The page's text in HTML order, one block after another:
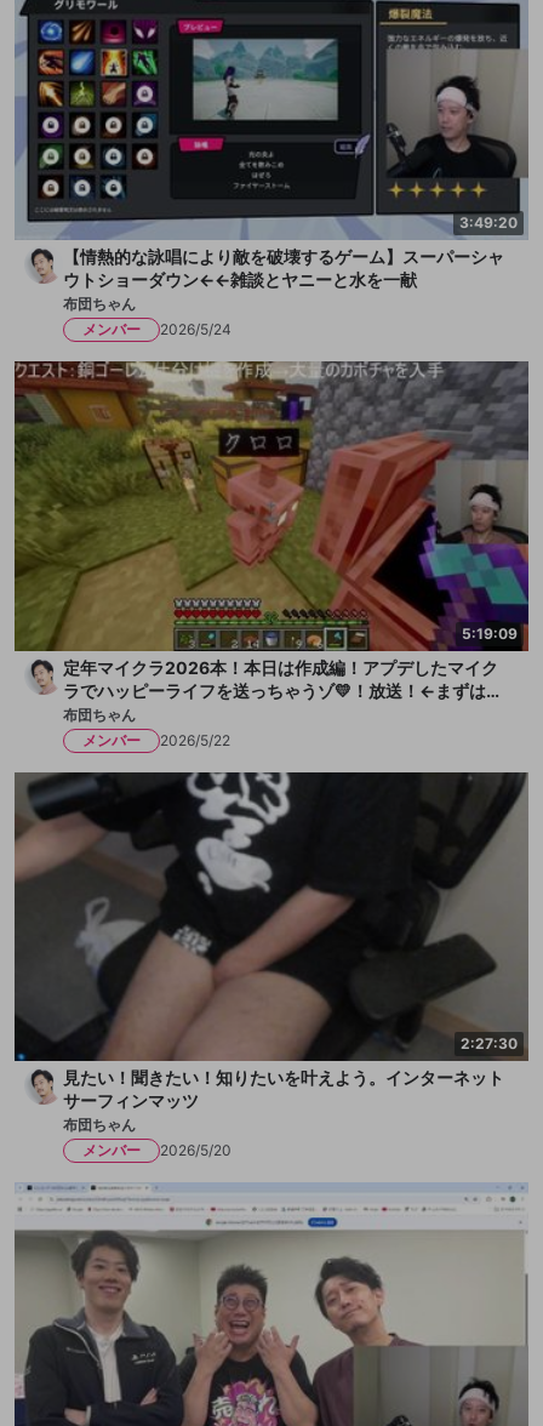
3:49:20
【情熱的な詠唱により敵を破壊するゲーム】スーパーシャ
ウトショーダウン←←雑談とヤニーと水を一献
布団ちゃん
メンバー
2026/5/24
5:19:09
定年マイクラ2026本！本日は作成編！アプデしたマイク
ラでハッピーライフを送っちゃうゾ💛！放送！←まずは水
を一献、そして枇杷ゼリーをちびっと
布団ちゃん
メンバー
2026/5/22
2:27:30
見たい！聞きたい！知りたいを叶えよう。インターネット
サーフィンマッツ
布団ちゃん
メンバー
2026/5/20